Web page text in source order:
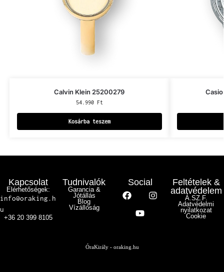
Calvin Klein 25200279
54.990 Ft
Kosárba teszem
Kapcsolat
Elérhetőségek:
info@oraking.h
u
+36 20 399 8105
Tudnivalók
Garancia &
Jótállás
Blog
Vízállóság
Social
Feltételek &
adatvédelem
Á.SZ.F.
Adatvédelmi
nyilatkozat
Cookie
ÓraKirály - oraking.hu